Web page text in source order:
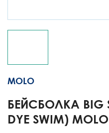
MOLO
БЕЙСБОЛКА BIG
DYE SWIM) MOLO